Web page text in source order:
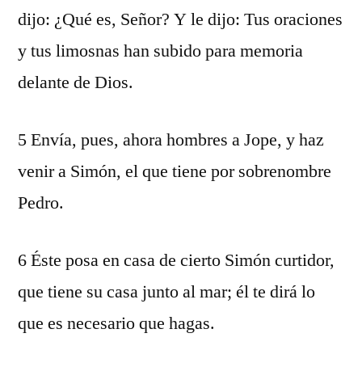
dijo: ¿Qué es, Señor? Y le dijo: Tus oraciones
y tus limosnas han subido para memoria
delante de Dios.
5 Envía, pues, ahora hombres a Jope, y haz
venir a Simón, el que tiene por sobrenombre
Pedro.
6 Éste posa en casa de cierto Simón curtidor,
que tiene su casa junto al mar; él te dirá lo
que es necesario que hagas.